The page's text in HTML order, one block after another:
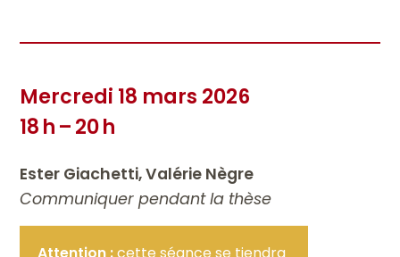
Mercredi 18 mars 2026
18 h – 20 h
Ester Giachetti, Valérie Nègre
Communiquer pendant la thèse